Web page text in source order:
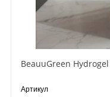
Артикул